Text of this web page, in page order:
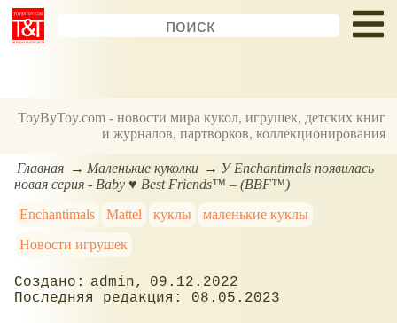
ToyByToy.com - новости мира кукол, игрушек, детских книг
и журналов, партворков, коллекционирования
Главная Маленькие куколки
У Enchantimals появилась
новая серия - Baby ♥ Best Friends™ – (BBF™)
Enchantimals
Mattel куклы
маленькие куклы
Новости игрушек
admin
09.12.2022
08.05.2023